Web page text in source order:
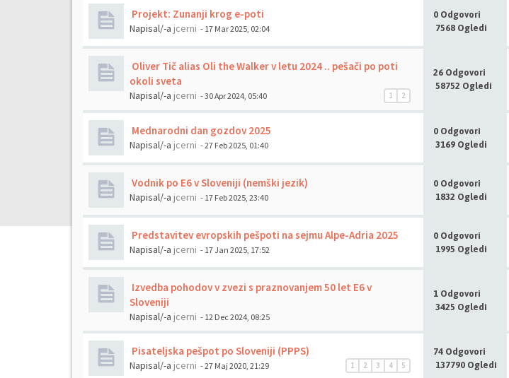
Projekt: Zunanji krog e-poti
Napisal/-a jcerni - 17 Mar 2025, 02:04
0 Odgovori
7568 Ogledi
Oliver Tič alias Oli the Walker v letu 2024 .. pešači po poti
okoli sveta
1 2
Napisal/-a jcerni - 30 Apr 2024, 05:40
26 Odgovori
58752 Ogledi
Mednarodni dan gozdov 2025
Napisal/-a jcerni - 27 Feb 2025, 01:40
0 Odgovori
3169 Ogledi
Vodnik po E6 v Sloveniji (nemški jezik)
Napisal/-a jcerni - 17 Feb 2025, 23:40
0 Odgovori
1832 Ogledi
Predstavitev evropskih pešpoti na sejmu Alpe-Adria 2025
Napisal/-a jcerni - 17 Jan 2025, 17:52
0 Odgovori
1995 Ogledi
Izvedba pohodov v zvezi s praznovanjem 50 let E6 v
Sloveniji
Napisal/-a jcerni - 12 Dec 2024, 08:25
1 Odgovori
3425 Ogledi
Pisateljska pešpot po Sloveniji (PPPS)
1 2 3 4 5
Napisal/-a jcerni - 27 Maj 2020, 21:29
74 Odgovori
137790 Ogledi